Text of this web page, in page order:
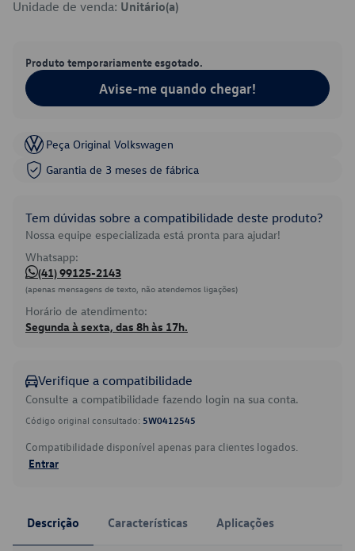
Unidade de venda: Unitário(a)
Produto temporariamente esgotado.
Avise-me quando chegar!
Peça Original Volkswagen
Garantia de 3 meses de fábrica
Tem dúvidas sobre a compatibilidade deste produto?
Nossa equipe especializada está pronta para ajudar!
Whatsapp:
(41) 99125-2143
(apenas mensagens de texto, não atendemos ligações)
Horário de atendimento:
Segunda à sexta, das 8h às 17h.
Verifique a compatibilidade
Consulte a compatibilidade fazendo login na sua conta.
Código original consultado: 5W0412545
Compatibilidade disponível apenas para clientes logados.
Entrar
Descrição Características Aplicações